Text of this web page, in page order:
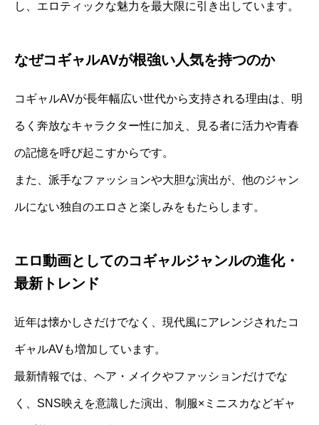
し、エロティックな魅力を最大限に引き出しています。
なぜコギャルAVが根強い人気を持つのか
コギャルAVが長年幅広い世代から支持される理由は、明
るく奔放なキャラクター性に加え、見る者に活力や青春
の記憶を呼び起こすからです。
また、派手なファッションや大胆な演出が、他のジャン
ルにない独自のエロさと楽しみをもたらします。
エロ動画としてのコギャルジャンルの進化・
最新トレンド
近年は懐かしさだけでなく、現代風にアレンジされたコ
ギャルAVも増加しています。
最新情報では、ヘア・メイクやファッションだけでな
く、SNS映えを意識した演出、制服×ミニスカなどギャ